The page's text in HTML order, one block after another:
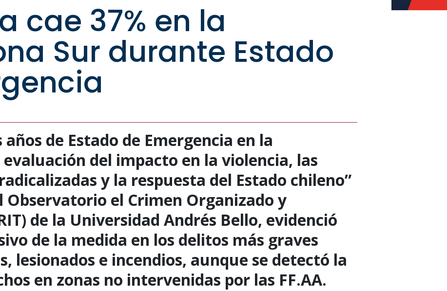
cae 37% en la
Sur durante Estado
de Estado de Emergencia en la
del impacto en la violencia, las
y la respuesta del Estado chileno”
Observatorio el Crimen Organizado y
de la Universidad Andrés Bello, evidenció
de la medida en los delitos más graves
lesionados e incendios, aunque se detectó la
en zonas no intervenidas por las FF.AA.